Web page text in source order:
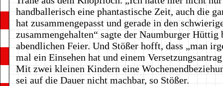
handballerisch eine phantastische Zeit, auch die
hat zusammengepasst und gerade in den
zusammengehalten“ sagte der Naumburger Hüttig
abendlichen Feier. Und Stößer hofft, dass „man
mal ein Einsehen hat und einem
Mit zwei kleinen Kindern eine
sei auf die Dauer nicht machbar, so Stößer.